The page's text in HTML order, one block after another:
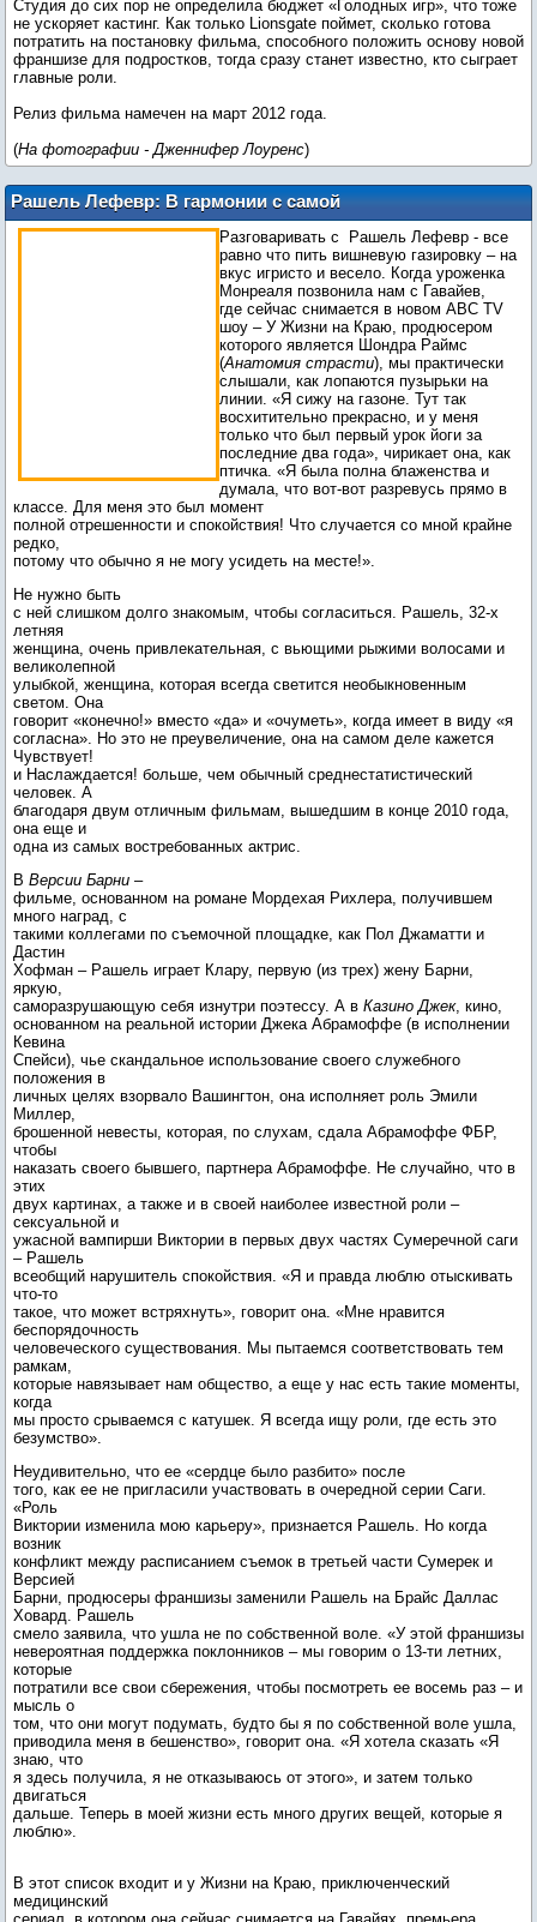
Студия до сих пор не определила бюджет «Голодных игр», что тоже
не ускоряет кастинг. Как только Lionsgate поймет, сколько готова
потратить на постановку фильма, способного положить основу новой
франшизе для подростков, тогда сразу станет известно, кто сыграет
главные роли.
Релиз фильма намечен на март 2012 года.
(На фотографии - Дженнифер Лоуренс)
Рашель Лефевр: В гармонии с самой
собой
Разговаривать с Рашель Лефевр - все
равно что пить вишневую газировку – на
вкус игристо и весело. Когда уроженка
Монреаля позвонила нам с Гавайев,
где сейчас снимается в новом ABC TV
шоу – У Жизни на Краю, продюсером
которого является Шондра Раймс
(Анатомия страсти), мы практически
слышали, как лопаются пузырьки на
линии. «Я сижу на газоне. Тут так
восхитительно прекрасно, и у меня
только что был первый урок йоги за
последние два года», чирикает она, как
птичка. «Я была полна блаженства и
думала, что вот-вот разревусь прямо в
классе. Для меня это был момент
полной отрешенности и спокойствия! Что случается со мной крайне
редко,
потому что обычно я не могу усидеть на месте!».
Не нужно быть
с ней слишком долго знакомым, чтобы согласиться. Рашель, 32-х
летняя
женщина, очень привлекательная, с вьющими рыжими волосами и
великолепной
улыбкой, женщина, которая всегда светится необыкновенным
светом. Она
говорит «конечно!» вместо «да» и «очуметь», когда имеет в виду «я
согласна». Но это не преувеличение, она на самом деле кажется
Чувствует!
и Наслаждается! больше, чем обычный среднестатистический
человек. А
благодаря двум отличным фильмам, вышедшим в конце 2010 года,
она еще и
одна из самых востребованных актрис.
В Версии Барни –
фильме, основанном на романе Мордехая Рихлера, получившем
много наград, с
такими коллегами по съемочной площадке, как Пол Джаматти и
Дастин
Хофман – Рашель играет Клару, первую (из трех) жену Барни,
яркую,
саморазрушающую себя изнутри поэтессу. А в Казино Джек, кино,
основанном на реальной истории Джека Абрамоффе (в исполнении
Кевина
Спейси), чье скандальное использование своего служебного
положения в
личных целях взорвало Вашингтон, она исполняет роль Эмили
Миллер,
брошенной невесты, которая, по слухам, сдала Абрамоффе ФБР,
чтобы
наказать своего бывшего, партнера Абрамоффе. Не случайно, что в
этих
двух картинах, а также и в своей наиболее известной роли –
сексуальной и
ужасной вампирши Виктории в первых двух частях Сумеречной саги
– Рашель
всеобщий нарушитель спокойствия. «Я и правда люблю отыскивать
что-то
такое, что может встряхнуть», говорит она. «Мне нравится
беспорядочность
человеческого существования. Мы пытаемся соответствовать тем
рамкам,
которые навязывает нам общество, а еще у нас есть такие моменты,
когда
мы просто срываемся с катушек. Я всегда ищу роли, где есть это
безумство».
Неудивительно, что ее «сердце было разбито» после
того, как ее не пригласили участвовать в очередной серии Саги.
«Роль
Виктории изменила мою карьеру», признается Рашель. Но когда
возник
конфликт между расписанием съемок в третьей части Сумерек и
Версией
Барни, продюсеры франшизы заменили Рашель на Брайс Даллас
Ховард. Рашель
смело заявила, что ушла не по собственной воле. «У этой франшизы
невероятная поддержка поклонников – мы говорим о 13-ти летних,
которые
потратили все свои сбережения, чтобы посмотреть ее восемь раз – и
мысль о
том, что они могут подумать, будто бы я по собственной воле ушла,
приводила меня в бешенство», говорит она. «Я хотела сказать «Я
знаю, что
я здесь получила, я не отказываюсь от этого», и затем только
двигаться
дальше. Теперь в моей жизни есть много других вещей, которые я
люблю».
В этот список входит и у Жизни на Краю, приключенческий
медицинский